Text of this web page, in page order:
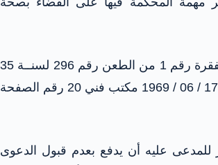
النقض المدني – الفقرة رقم 1 من الطعن رقم 296 لسنــة 35
ق – تاريخ الجلسة 17 / 06 / 1969 مكتب فني 20 رقم الصفحة
للمدعى عليه أن يدفع بعدم قبول الدعوى